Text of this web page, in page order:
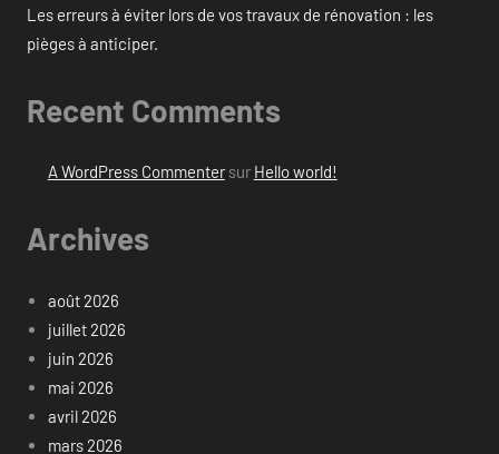
Les erreurs à éviter lors de vos travaux de rénovation : les
pièges à anticiper.
Recent Comments
A WordPress Commentersur Hello world!
Archives
août 2026
juillet 2026
juin 2026
mai 2026
avril 2026
mars 2026